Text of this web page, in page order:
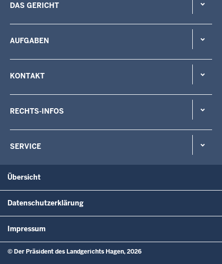
DAS GERICHT
AUFGABEN
KONTAKT
RECHTS-INFOS
SERVICE
Übersicht
Datenschutzerklärung
Impressum
© Der Präsident des Landgerichts Hagen, 2026